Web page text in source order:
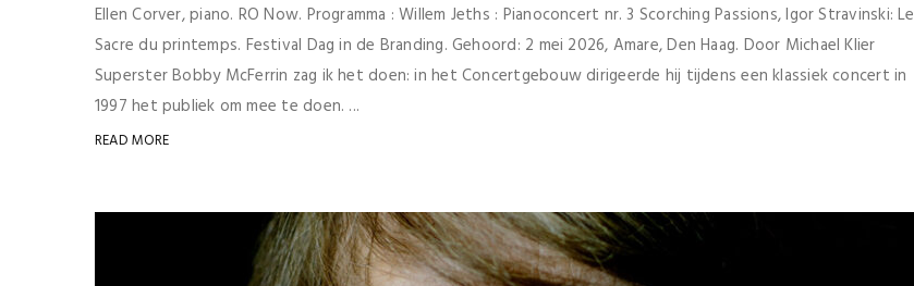
Ellen Corver, piano. RO Now. Programma : Willem Jeths : Pianoconcert nr. 3 Scorching Passions, Igor Stravinski: Le
Sacre du printemps. Festival Dag in de Branding. Gehoord: 2 mei 2026, Amare, Den Haag. Door Michael Klier
Superster Bobby McFerrin zag ik het doen: in het Concertgebouw dirigeerde hij tijdens een klassiek concert in
1997 het publiek om mee te doen. ...
READ MORE